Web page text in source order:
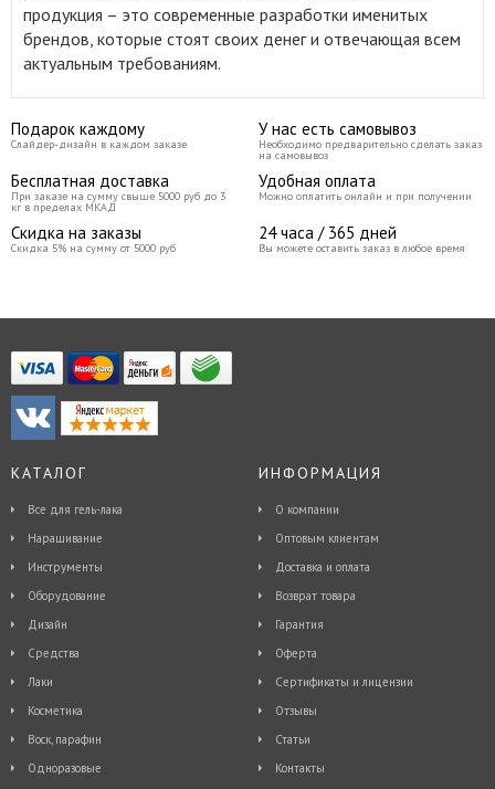
продукция – это современные разработки именитых
брендов, которые стоят своих денег и отвечающая всем
актуальным требованиям.
Подарок каждому
Слайдер-дизайн в каждом заказе
У нас есть самовывоз
Необходимо предварительно сделать заказ
на самовывоз
Бесплатная доставка
При заказе на сумму свыше 5000 руб до 3
кг в пределах МКАД
Удобная оплата
Можно оплатить онлайн и при получении
Скидка на заказы
Скидка 5% на сумму от 5000 руб
24 часа / 365 дней
Вы можете оставить заказ в любое время
КАТАЛОГ
Все для гель-лака
Наращивание
Инструменты
Оборудование
Дизайн
Средства
Лаки
Косметика
Воск, парафин
Одноразовые
ИНФОРМАЦИЯ
О компании
Оптовым клиентам
Доставка и оплата
Возврат товара
Гарантия
Оферта
Сертификаты и лицензии
Отзывы
Статьи
Контакты